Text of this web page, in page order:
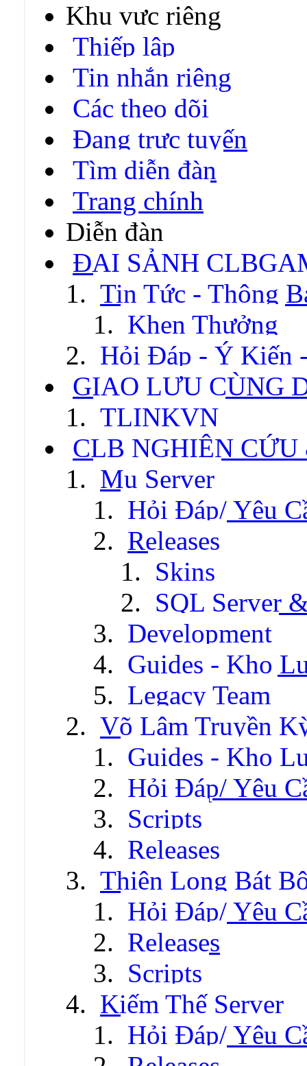
Khu vực riêng
Thiếp lập
Tin nhắn riêng
Các theo dõi
Đang trực tuyến
Tìm diễn đàn
Trang chính
Diễn đàn
ĐẠI SẢNH
Tin Tức - Thông
Khen Thưởng
Hỏi Đáp - Ý Kiến
GIAO LƯU CÙNG
TLINKVN
CLB NGHIÊN
Mu Server
Hỏi Đáp/ Yêu
Releases
Skins
SQL Server
Development
Guides - Kho
Legacy Team
Võ Lâm Truyền
Guides - Kho
Hỏi Đáp/ Yêu
Scripts
Releases
Thiên Long Bát
Hỏi Đáp/ Yêu
Releases
Scripts
Kiếm Thế Server
Hỏi Đáp/ Yêu